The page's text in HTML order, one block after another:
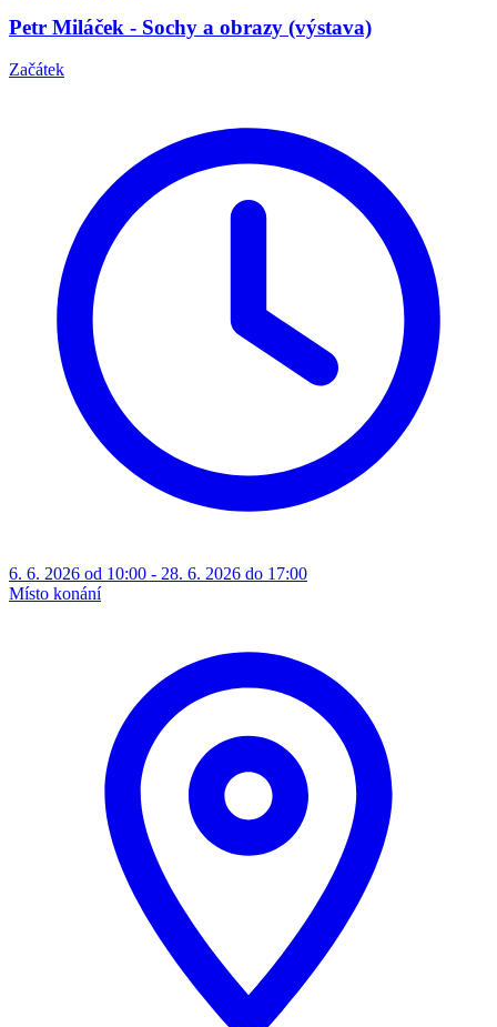
Petr Miláček - Sochy a obrazy (výstava)
Začátek
6. 6. 2026 od 10:00 - 28. 6. 2026 do 17:00
Místo konání